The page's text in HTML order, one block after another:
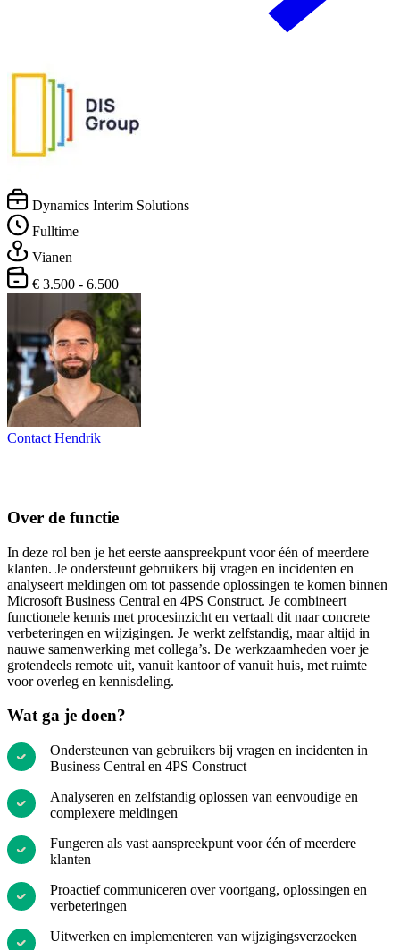
Dynamics Interim Solutions
Fulltime
Vianen
€ 3.500 - 6.500
Contact Hendrik
Over de functie
In deze rol ben je het eerste aanspreekpunt voor één of meerdere
klanten. Je ondersteunt gebruikers bij vragen en incidenten en
analyseert meldingen om tot passende oplossingen te komen binnen
Microsoft Business Central en 4PS Construct. Je combineert
functionele kennis met procesinzicht en vertaalt dit naar concrete
verbeteringen en wijzigingen. Je werkt zelfstandig, maar altijd in
nauwe samenwerking met collega’s. De werkzaamheden voer je
grotendeels remote uit, vanuit kantoor of vanuit huis, met ruimte
voor overleg en kennisdeling.
Wat ga je doen?
Ondersteunen van gebruikers bij vragen en incidenten in
Business Central en 4PS Construct
Analyseren en zelfstandig oplossen van eenvoudige en
complexere meldingen
Fungeren als vast aanspreekpunt voor één of meerdere
klanten
Proactief communiceren over voortgang, oplossingen en
verbeteringen
Uitwerken en implementeren van wijzigingsverzoeken